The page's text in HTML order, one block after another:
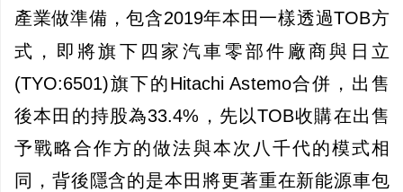
產業做準備，包含2019年本田一樣透過TOB方
式，即將旗下四家汽車零部件廠商與日立
(TYO:6501)旗下的Hitachi Astemo合併，出售
後本田的持股為33.4%，先以TOB收購在出售
予戰略合作方的做法與本次八千代的模式相
同， 背後隱含的是本田將更著重在新能源車包